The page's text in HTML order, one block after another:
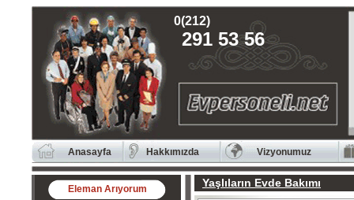
0(212)
291 53 56
Anasayfa Hakkımızda Vizyonumuz
Eleman Arıyorum Yaşlıların Evde Bakımı